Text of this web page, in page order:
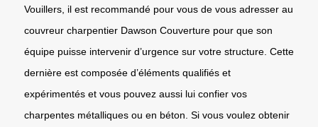
Vouillers, il est recommandé pour vous de vous adresser au
couvreur charpentier Dawson Couverture pour que son
équipe puisse intervenir d’urgence sur votre structure. Cette
dernière est composée d’éléments qualifiés et
expérimentés et vous pouvez aussi lui confier vos
charpentes métalliques ou en béton. Si vous voulez obtenir